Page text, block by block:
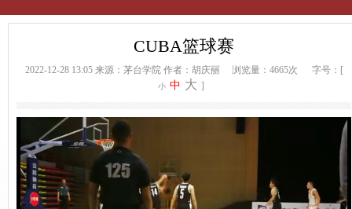
CUBA篮球赛
2022-12-28 13:05 来源：茅台学院 作者：胡庆丽 浏览量：4665次 字号：[
小 中 大 ]